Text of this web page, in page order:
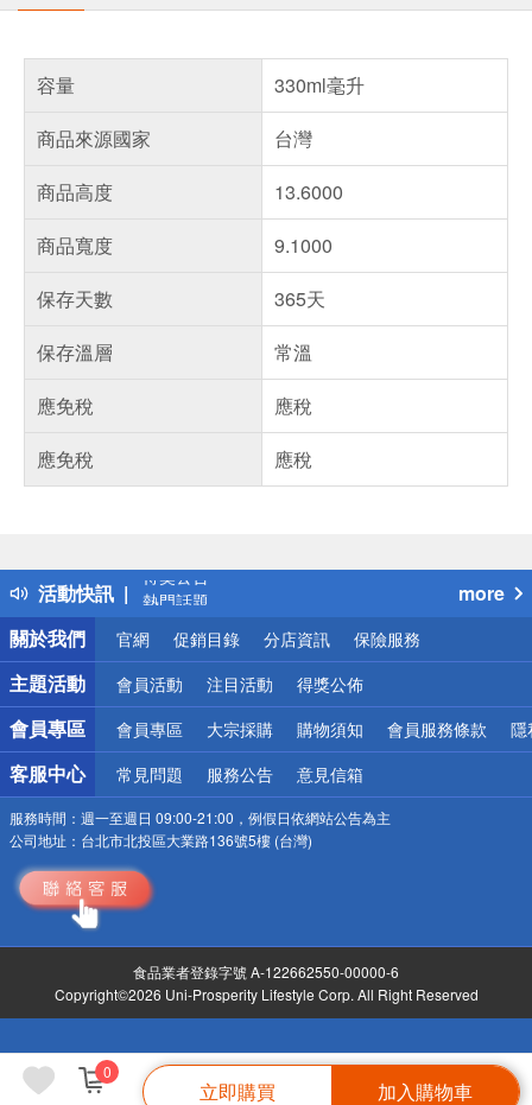
0
立即購買 加入購物車
容量
330ml毫升
商品來源國家
台灣
商品高度
13.6000
商品寬度
9.1000
保存天數
365天
保存溫層
常溫
應免稅
應稅
應免稅
應稅
活動快訊
得獎公告
熱門話題
銀行優惠
偏遠地區配送
詐騙網頁！請小心！
more
關於我們
官網 促銷目錄 分店資訊 保險服務
主題活動 會員活動 注目活動 得獎公佈
會員專區 會員專區 大宗採購 購物須知 會員服務條款 隱
客服中心 常見問題 服務公告 意見信箱
服務時間： 週一至週日 09:00-21:00，例假日依網站公告為主
公司地址： 台北市北投區大業路136號5樓 (台灣)
食品業者登錄字號 A-122662550-00000-6
Copyright©2026 Uni-Prosperity Lifestyle Corp. All Right Reserved